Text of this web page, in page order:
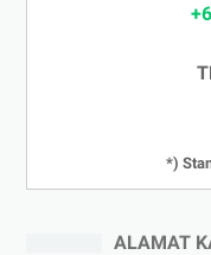
*)
ALAMAT